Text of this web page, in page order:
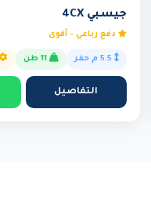
جيسبي 4CX
دفع رباعي - أقوى
11 طن
التفاصيل